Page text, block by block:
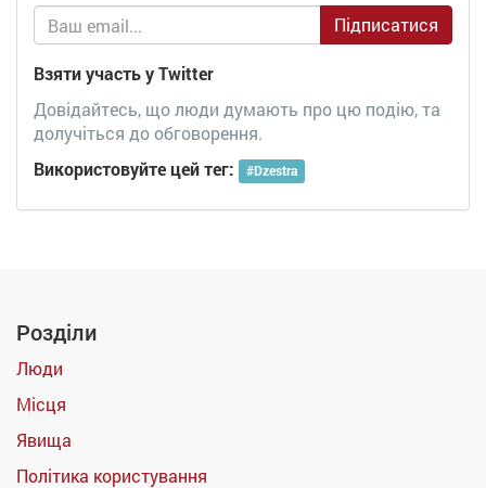
Підписатися
Взяти участь у Twitter
Довідайтесь, що люди думають про цю подію, та
долучіться до обговорення.
Використовуйте цей тег:
#Dzestra
Розділи
Люди
Місця
Явища
Політика користування